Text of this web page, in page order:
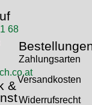
68
&
Zahlungsarten
Versandkosten
Widerrufsrecht